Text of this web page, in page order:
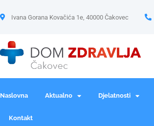
Ivana Gorana Kovačića 1e, 40000 Čakovec
Naslovna Aktualno Djelatnosti
Kontakt